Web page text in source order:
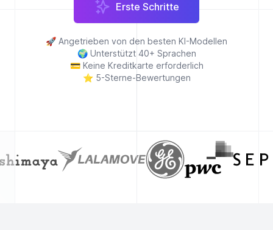
Erste Schritte
🚀 Angetrieben von den besten KI-Modellen
🌍 Unterstützt 40+ Sprachen
💳 Keine Kreditkarte erforderlich
⭐ 5-Sterne-Bewertungen